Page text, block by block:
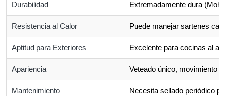
Durabilidad Extremadamente dura
Resistencia al Calor Puede manejar sartenes
Aptitud para Exteriores Excelente para cocinas al
Apariencia Veteado único, movimiento
Mantenimiento Necesita sellado periódico